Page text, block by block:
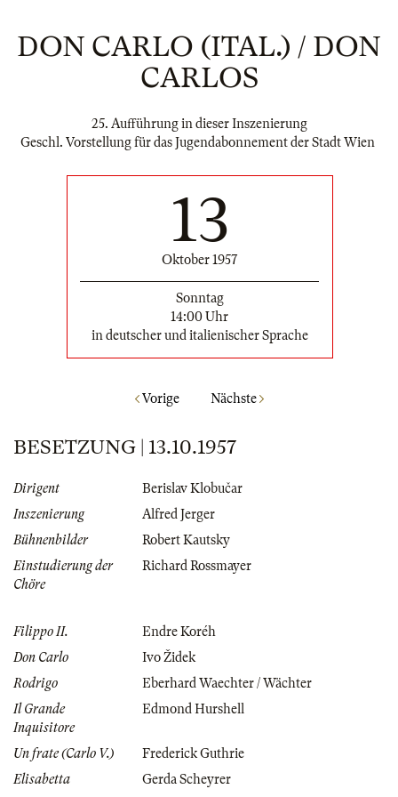
DON CARLO (ITAL.) / DON
CARLOS
25. Aufführung in dieser Inszenierung
Geschl. Vorstellung für das Jugendabonnement der Stadt Wien
13
Oktober 1957
Sonntag
14:00 Uhr
in deutscher und italienischer Sprache
Vorige Nächste
BESETZUNG | 13.10.1957
Dirigent
Berislav Klobučar
Inszenierung
Alfred Jerger
Bühnenbilder
Robert Kautsky
Einstudierung der
Chöre
Richard Rossmayer
Filippo II.
Endre Koréh
Don Carlo
Ivo Židek
Rodrigo
Eberhard Waechter / Wächter
Il Grande
Inquisitore
Edmond Hurshell
Un frate (Carlo V.)
Frederick Guthrie
Elisabetta
Gerda Scheyrer